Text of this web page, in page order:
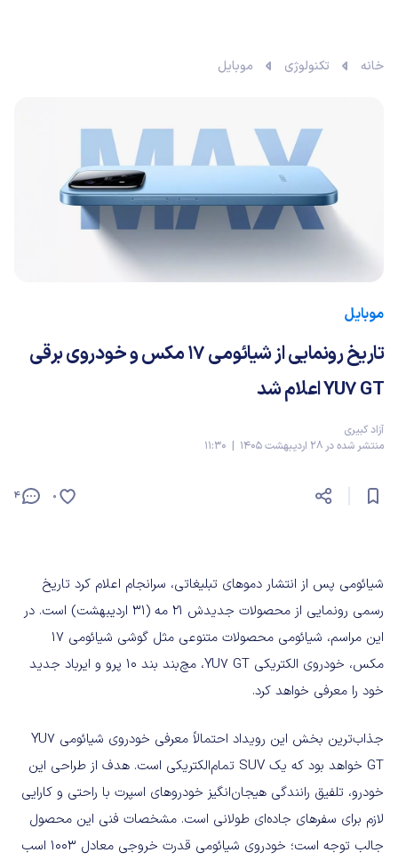
خانه تکنولوژی موبایل
موبایل
تاریخ رونمایی از شیائومی ۱۷ مکس و خودروی برقی
YU7 GT اعلام شد
آزاد کبیری
منتشر شده در 28 اردیبهشت 1405 | 11:30
4 0
شیائومی پس از انتشار ‌دموهای تبلیغاتی، سرانجام اعلام کرد تاریخ
رسمی رونمایی از محصولات جدیدش ۲۱ مه (۳۱ اردیبهشت) است. در
این مراسم، شیائومی محصولات متنوعی مثل گوشی شیائومی ۱۷
مکس، خودروی الکتریکی YU7 GT، مچ‌بند بند ۱۰ پرو و ایرباد جدید
خود را معرفی خواهد کرد.
جذاب‌ترین بخش این رویداد احتمالاً معرفی خودروی شیائومی YU7
GT خواهد بود که یک SUV تمام‌الکتریکی است. هدف از طراحی این
خودرو، تلفیق رانندگی هیجان‌انگیز خودروهای اسپرت با راحتی و کارایی
لازم برای سفرهای جاده‌ای طولانی است. مشخصات فنی این محصول
جالب توجه است؛ خودروی شیائومی قدرت خروجی معادل ۱۰۰۳ اسب